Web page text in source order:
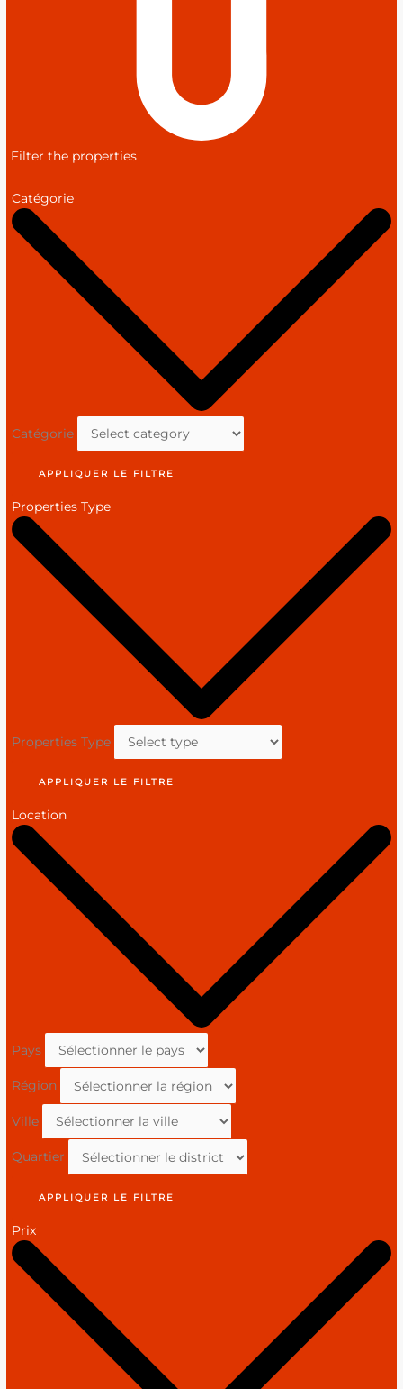
Filter the properties
Catégorie
Catégorie
APPLIQUER LE FILTRE
Properties Type
Properties Type
APPLIQUER LE FILTRE
Location
Pays
Région
Ville
Quartier
APPLIQUER LE FILTRE
Prix